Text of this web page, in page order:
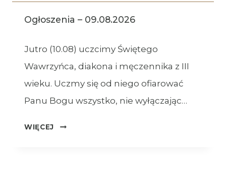
Ogłoszenia – 09.08.2026
Jutro (10.08) uczcimy Świętego
Wawrzyńca, diakona i męczennika z III
wieku. Uczmy się od niego ofiarować
Panu Bogu wszystko, nie wyłączając…
WIĘCEJ
OGŁOSZENIA